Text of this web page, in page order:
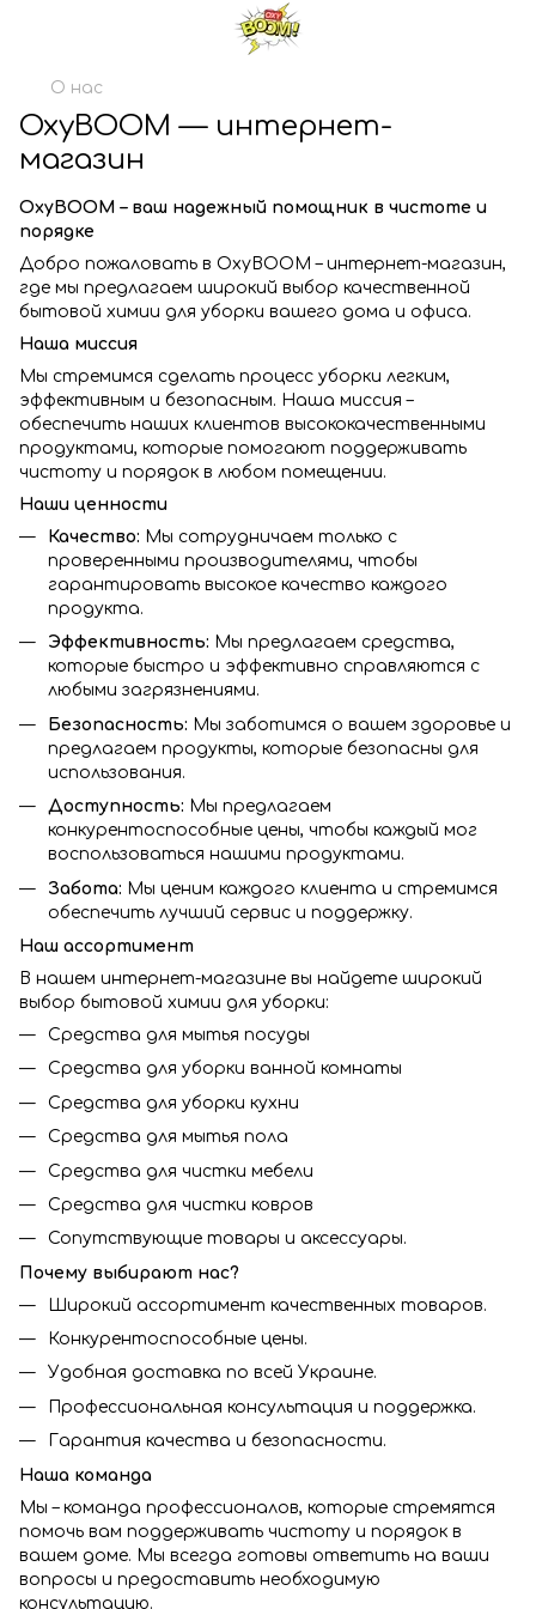
О нас
OxyBOOM — интернет-
магазин
OxyBOOM – ваш надежный помощник в чистоте и
порядке
Добро пожаловать в OxyBOOM – интернет-магазин,
где мы предлагаем широкий выбор качественной
бытовой химии для уборки вашего дома и офиса.
Наша миссия
Мы стремимся сделать процесс уборки легким,
эффективным и безопасным. Наша миссия –
обеспечить наших клиентов высококачественными
продуктами, которые помогают поддерживать
чистоту и порядок в любом помещении.
Наши ценности
Качество: Мы сотрудничаем только с
проверенными производителями, чтобы
гарантировать высокое качество каждого
продукта.
Эффективность: Мы предлагаем средства,
которые быстро и эффективно справляются с
любыми загрязнениями.
Безопасность: Мы заботимся о вашем здоровье и
предлагаем продукты, которые безопасны для
использования.
Доступность: Мы предлагаем
конкурентоспособные цены, чтобы каждый мог
воспользоваться нашими продуктами.
Забота: Мы ценим каждого клиента и стремимся
обеспечить лучший сервис и поддержку.
Наш ассортимент
В нашем интернет-магазине вы найдете широкий
выбор бытовой химии для уборки:
Средства для мытья посуды
Средства для уборки ванной комнаты
Средства для уборки кухни
Средства для мытья пола
Средства для чистки мебели
Средства для чистки ковров
Сопутствующие товары и аксессуары.
Почему выбирают нас?
Широкий ассортимент качественных товаров.
Конкурентоспособные цены.
Удобная доставка по всей Украине.
Профессиональная консультация и поддержка.
Гарантия качества и безопасности.
Наша команда
Мы – команда профессионалов, которые стремятся
помочь вам поддерживать чистоту и порядок в
вашем доме. Мы всегда готовы ответить на ваши
вопросы и предоставить необходимую
консультацию.